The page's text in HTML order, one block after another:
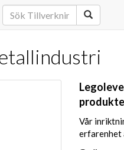
Vår
erfarenhet